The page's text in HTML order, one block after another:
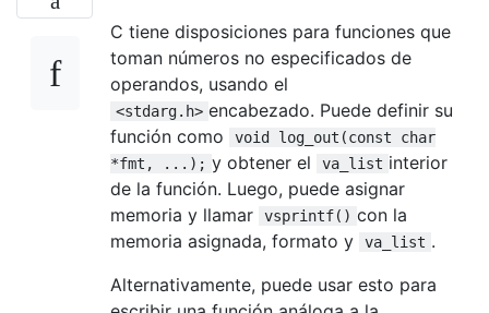
C tiene disposiciones para funciones que
toman números no especificados de
operandos, usando el
<stdarg.h> encabezado. Puede definir su
función como
void log_out(const char
*fmt, ...); y obtener el va_list interior
de la función. Luego, puede asignar
memoria y llamar
vsprintf() con la
memoria asignada, formato y
va_list .
Alternativamente, puede usar esto para